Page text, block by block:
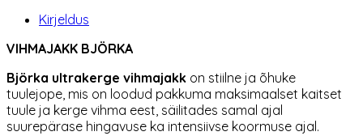
Kirjeldus
VIHMAJAKK BJÖRKA
Björka ultrakerge vihmajakk on stiilne ja õhuke
tuulejope, mis on loodud pakkuma maksimaalset kaitset
tuule ja kerge vihma eest, säilitades samal ajal
suurepärase hingavuse ka intensiivse koormuse ajal.